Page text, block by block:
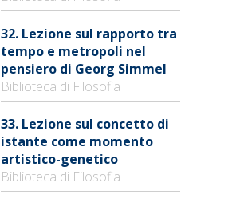
32. Lezione sul rapporto tra
tempo e metropoli nel
pensiero di Georg Simmel
Biblioteca di Filosofia
33. Lezione sul concetto di
istante come momento
artistico-genetico
Biblioteca di Filosofia